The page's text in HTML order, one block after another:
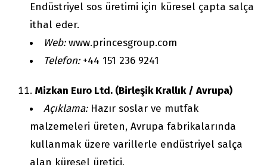
Endüstriyel sos üretimi için küresel çapta salça
ithal eder.
Web:www.princesgroup.com
Telefon:+44 151 236 9241
Mizkan Euro Ltd. (Birleşik Krallık / Avrupa)
Açıklama:Hazır soslar ve mutfak
malzemeleri üreten, Avrupa fabrikalarında
kullanmak üzere varillerle endüstriyel salça
alan küresel üretici.